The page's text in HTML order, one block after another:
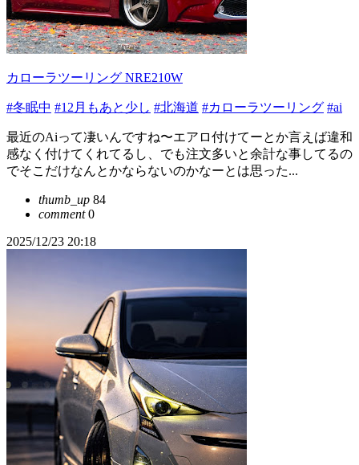
カローラツーリング NRE210W
#冬眠中 #12月もあと少し #北海道 #カローラツーリング #ai
最近のAiって凄いんですね〜エアロ付けてーとか言えば違和
感なく付けてくれてるし、でも注文多いと余計な事してるの
でそこだけなんとかならないのかなーとは思った...
thumb_up 84
comment0
2025/12/23 20:18